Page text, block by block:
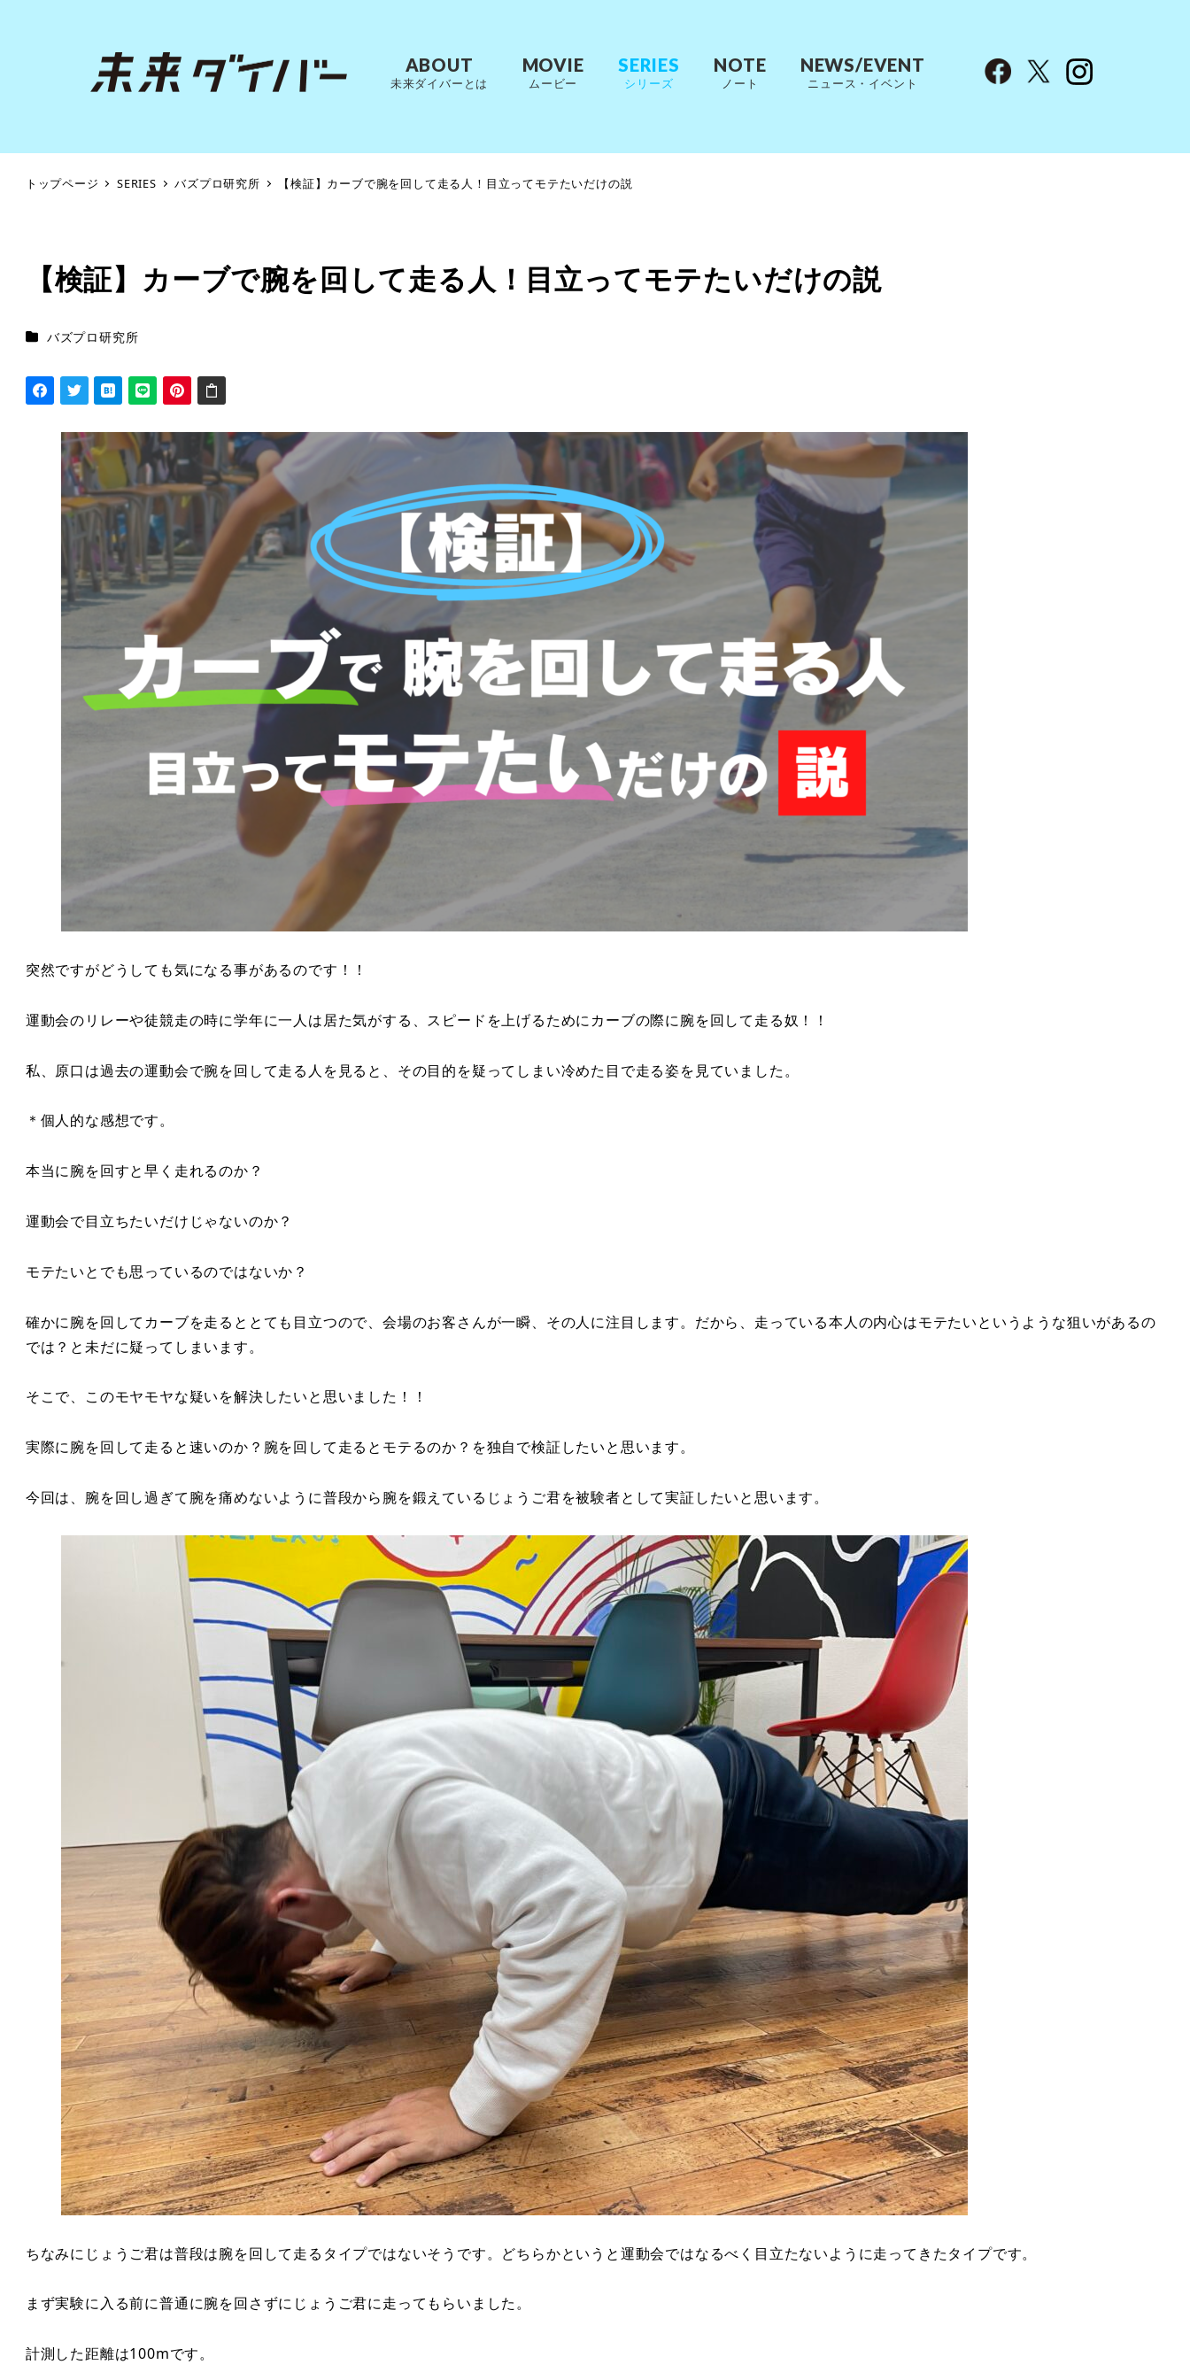
ABOUT
未来ダイバーとは
MOVIE
ムービー
SERIES
シリーズ
NOTE
ノート
NEWS/EVENT
ニュース・イベント
トップページ SERIES バズプロ研究所 【検証】カーブで腕を回して走る人！目立ってモテたいだけの説
【検証】カーブで腕を回して走る人！目立ってモテたいだけの説
シリーズカテゴリー
バズプロ研究所
突然ですがどうしても気になる事があるのです！！
運動会のリレーや徒競走の時に学年に一人は居た気がする、スピードを上げるためにカーブの際に腕を回して走る奴！！
私、原口は過去の運動会で腕を回して走る人を見ると、その目的を疑ってしまい冷めた目で走る姿を見ていました。
＊個人的な感想です。
本当に腕を回すと早く走れるのか？
運動会で目立ちたいだけじゃないのか？
モテたいとでも思っているのではないか？
確かに腕を回してカーブを走るととても目立つので、会場のお客さんが一瞬、その人に注目します。だから、走っている本人の内心はモテたいというような狙いがあるの
では？と未だに疑ってしまいます。
そこで、このモヤモヤな疑いを解決したいと思いました！！
実際に腕を回して走ると速いのか？腕を回して走るとモテるのか？を独自で検証したいと思います。
今回は、腕を回し過ぎて腕を痛めないように普段から腕を鍛えているじょうご君を被験者として実証したいと思います。
ちなみにじょうご君は普段は腕を回して走るタイプではないそうです。どちらかというと運動会ではなるべく目立たないように走ってきたタイプです。
まず実験に入る前に普通に腕を回さずにじょうご君に走ってもらいました。
計測した距離は100mです。